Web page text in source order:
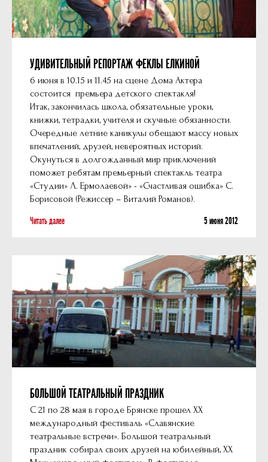
УДИВИТЕЛЬНЫЙ РЕПОРТАЖ ФЕКЛЫ ЕЛКИНОЙ
6 июня в 10.15 и 11.45 на сцене Дома Актера
состоится премьера детского спектакля!
Итак, закончилась школа, обязательные уроки,
книжки, тетрадки, учителя и скучные обязанности.
Очередные летние каникулы обещают массу новых
впечатлений, друзей, невероятных историй.
Окунуться в долгожданный мир приключений
поможет ребятам премьерный спектакль театра
«Студии» Л. Ермолаевой» - «Счастливая ошибка» С.
Борисовой (Режиссер – Виталий Романов).
Читать далее 5 июня 2012
БОЛЬШОЙ ТЕАТРАЛЬНЫЙ ПРАЗДНИК
С 21 по 28 мая в городе Брянске прошел XX
международный фестиваль «Славянские
театральные встречи». Большой театральный
праздник собирал своих друзей на юбилейный, XX